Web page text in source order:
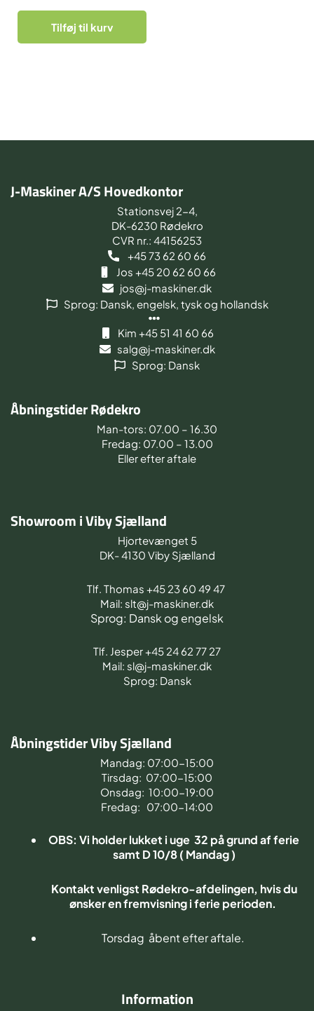
Tilføj til kurv
J-Maskiner A/S Hovedkontor
Stationsvej 2-4,
DK-6230 Rødekro
CVR nr.: 44156253
+45 73 62 60 66
Jos +45 20 62 60 66
jos@j-maskiner.dk
Sprog: Dansk, engelsk, tysk og hollandsk
Kim +45 51 41 60 66
salg@j-maskiner.dk
Sprog: Dansk
Åbningstider Rødekro
Man-tors: 07.00 – 16.30
Fredag: 07.00 – 13.00
Eller efter aftale
Showroom i Viby Sjælland
Hjortevænget 5
DK- 4130 Viby Sjælland
Tlf. Thomas +45 23 60 49 47
Mail: slt@j-maskiner.dk
Sprog: Dansk og engelsk
Tlf. Jesper +45 24 62 77 27
Mail: sl@j-maskiner.dk
Sprog: Dansk
Åbningstider Viby Sjælland
Mandag: 07:00-15:00
Tirsdag: 07:00-15:00
Onsdag: 10:00-19:00
Fredag: 07:00-14:00
OBS: Vi holder lukket i uge 32 på grund af ferie
samt D 10/8 ( Mandag )
Kontakt venligst Rødekro-afdelingen, hvis du
ønsker en fremvisning i ferie perioden.
Torsdag åbent efter aftale.
Information